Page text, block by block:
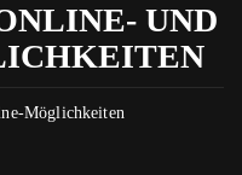
UND
Möglichkeiten